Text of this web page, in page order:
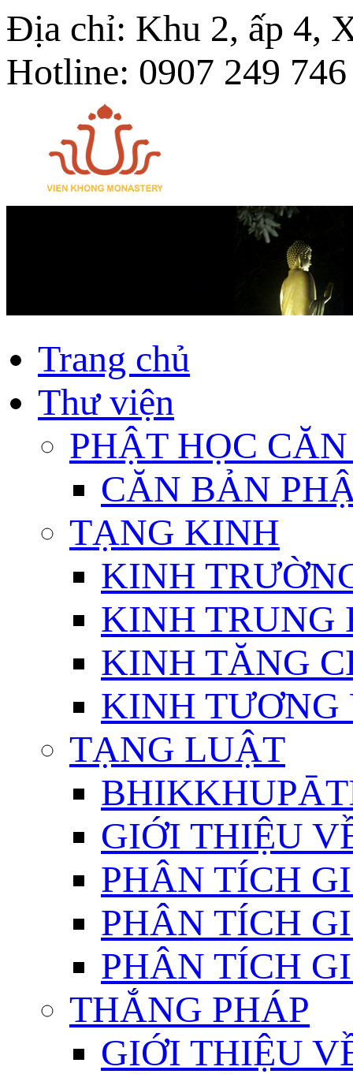
Địa chỉ: Khu 2, ấp 4,
Hotline: 0907 249 746
Trang chủ
Thư viện
PHẬT HỌC
CĂN BẢN
TẠNG KINH
KINH
KINH TRUNG
KINH TĂNG
KINH TƯƠNG
TẠNG LUẬT
GIỚI THIỆU
PHÂN TÍCH
PHÂN TÍCH
PHÂN TÍCH
THẮNG PHÁP
GIỚI THIỆU